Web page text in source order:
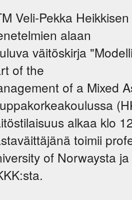
Veli-Pekka
alaan
väitöskirja
of the
of a Mixed
alkaa klo
toimii
of Norwaysta